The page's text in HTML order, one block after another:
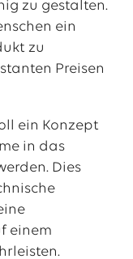
zu gestalten.
ein
zu
Preisen
ein Konzept
in das
Dies
einem